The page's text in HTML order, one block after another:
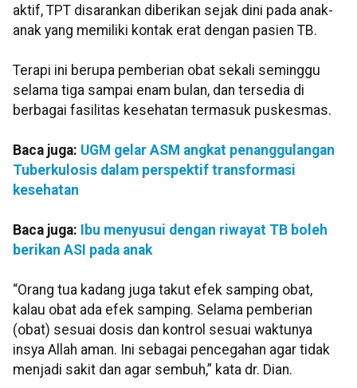
aktif, TPT disarankan diberikan sejak dini pada anak-
anak yang memiliki kontak erat dengan pasien TB.
Terapi ini berupa pemberian obat sekali seminggu
selama tiga sampai enam bulan, dan tersedia di
berbagai fasilitas kesehatan termasuk puskesmas.
Baca juga: UGM gelar ASM angkat penanggulangan
Tuberkulosis dalam perspektif transformasi
kesehatan
Baca juga:
Ibu menyusui dengan riwayat TB boleh
berikan ASI pada anak
“Orang tua kadang juga takut efek samping obat,
kalau obat ada efek samping. Selama pemberian
(obat) sesuai dosis dan kontrol sesuai waktunya
insya Allah aman. Ini sebagai pencegahan agar tidak
menjadi sakit dan agar sembuh,” kata dr. Dian.